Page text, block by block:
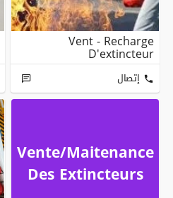
Vent - Recharge
D'extincteur
إتصال
Vente/maitenance
Des Extincteurs